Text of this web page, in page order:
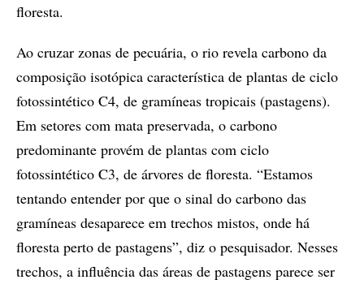
floresta.
Ao cruzar zonas de pecuária, o rio revela carbono da
composição isotópica característica de plantas de ciclo
fotossintético C4, de gramíneas tropicais (pastagens).
Em setores com mata preservada, o carbono
predominante provém de plantas com ciclo
fotossintético C3, de árvores de floresta. “Estamos
tentando entender por que o sinal do carbono das
gramíneas desaparece em trechos mistos, onde há
floresta perto de pastagens”, diz o pesquisador. Nesses
trechos, a influência das áreas de pastagens parece ser